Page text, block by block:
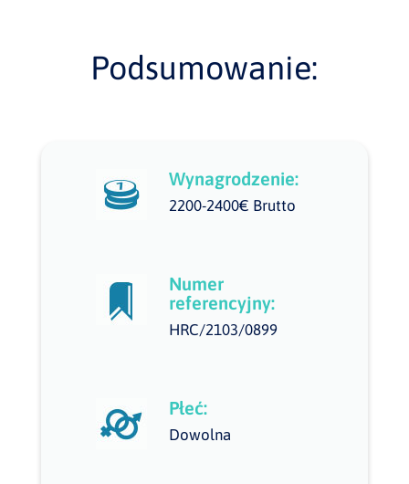
Podsumowanie:
Wynagrodzenie:
2200-2400€ Brutto
Numer
referencyjny:
HRC/2103/0899
Płeć:
Dowolna